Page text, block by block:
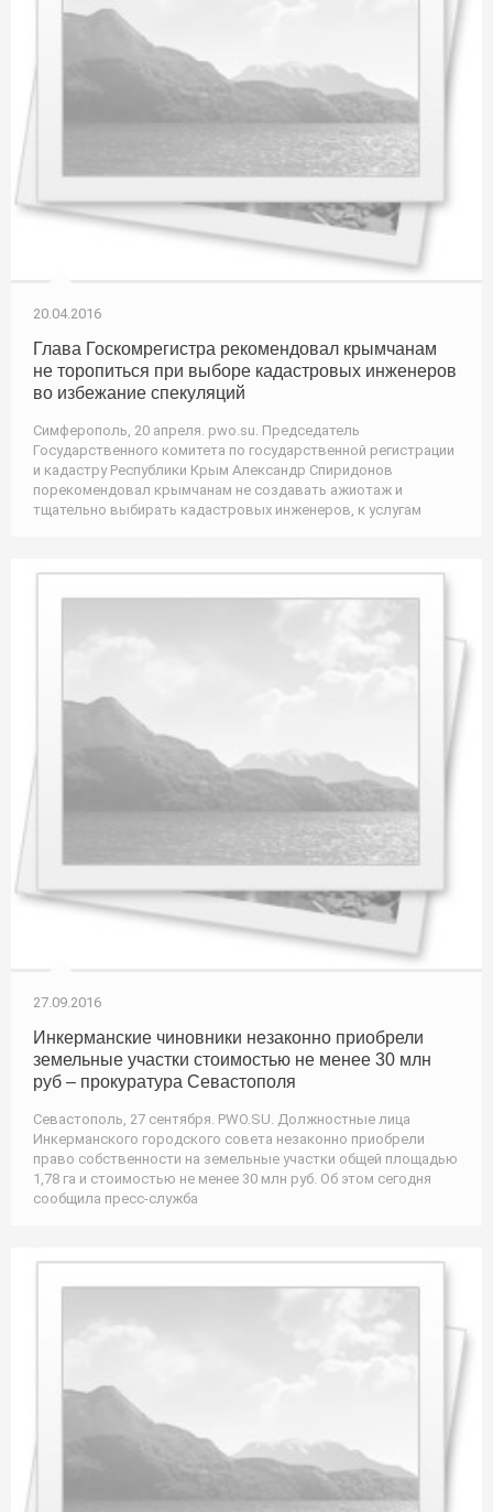
20.04.2016
Глава Госкомрегистра рекомендовал крымчанам
не торопиться при выборе кадастровых инженеров
во избежание спекуляций
Симферополь, 20 апреля. pwo.su. Председатель
Государственного комитета по государственной регистрации
и кадастру Республики Крым Александр Спиридонов
порекомендовал крымчанам не создавать ажиотаж и
тщательно выбирать кадастровых инженеров, к услугам
27.09.2016
Инкерманские чиновники незаконно приобрели
земельные участки стоимостью не менее 30 млн
руб – прокуратура Севастополя
Севастополь, 27 сентября. PWO.SU. Должностные лица
Инкерманского городского совета незаконно приобрели
право собственности на земельные участки общей площадью
1,78 га и стоимостью не менее 30 млн руб. Об этом сегодня
сообщила пресс-служба